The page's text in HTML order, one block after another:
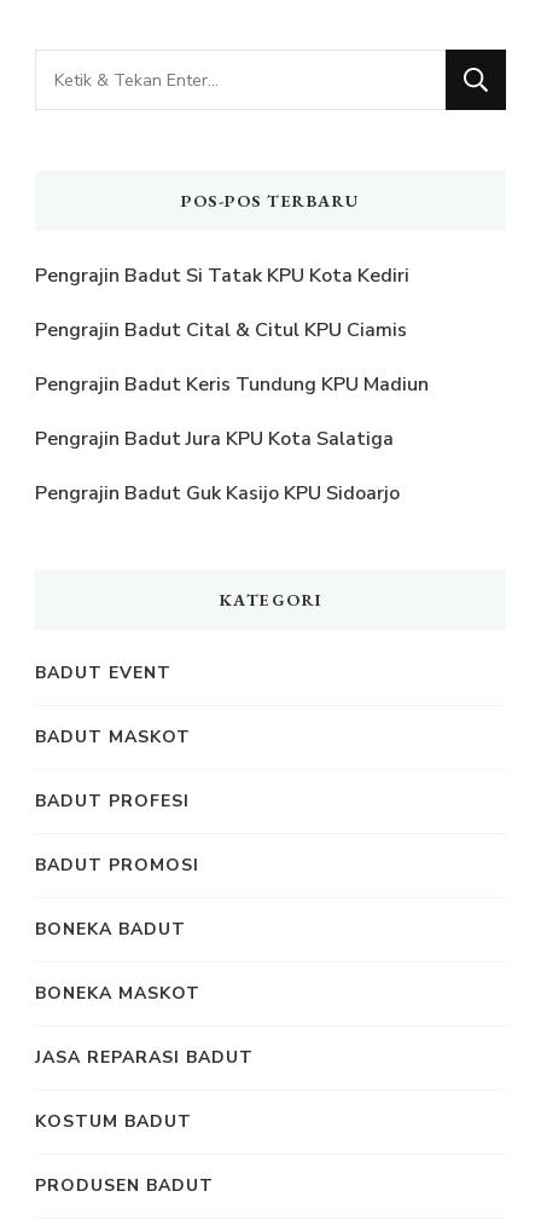
Mencari
Sesuatu?
POS-POS TERBARU
Pengrajin Badut Si Tatak KPU Kota Kediri
Pengrajin Badut Cital & Citul KPU Ciamis
Pengrajin Badut Keris Tundung KPU Madiun
Pengrajin Badut Jura KPU Kota Salatiga
Pengrajin Badut Guk Kasijo KPU Sidoarjo
KATEGORI
BADUT EVENT
BADUT MASKOT
BADUT PROFESI
BADUT PROMOSI
BONEKA BADUT
BONEKA MASKOT
JASA REPARASI BADUT
KOSTUM BADUT
PRODUSEN BADUT